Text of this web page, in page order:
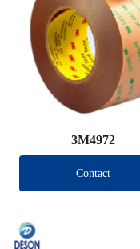
3M4972
Contact